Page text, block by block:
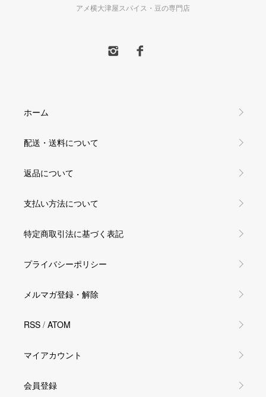
アメ横大津屋スパイス・豆の専門店
ホーム
配送・送料について
返品について
支払い方法について
特定商取引法に基づく表記
プライバシーポリシー
メルマガ登録・解除
RSS / ATOM
マイアカウント
会員登録